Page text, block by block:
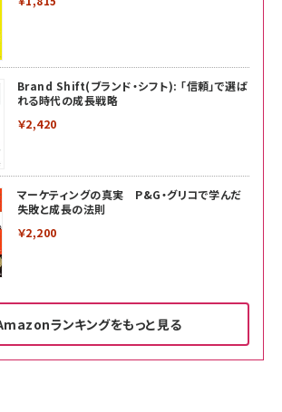
Brand Shift(ブランド・シフト): 「信頼」で選ば
れる時代の成長戦略
￥2,420
マーケティングの真実 P&G・グリコで学んだ
失敗と成長の法則
￥2,200
ランキングをもっと見る